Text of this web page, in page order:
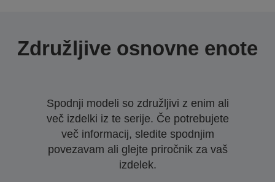
Združljive osnovne enote
Spodnji modeli so združljivi z enim ali
več izdelki iz te serije. Če potrebujete
več informacij, sledite spodnjim
povezavam ali glejte priročnik za vaš
izdelek.